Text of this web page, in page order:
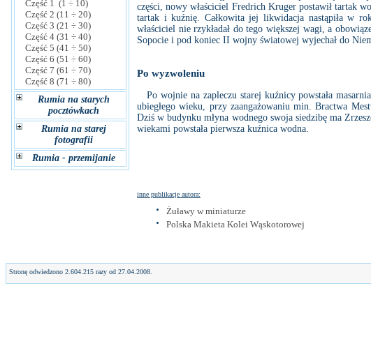
Część 1 (1 ÷ 10)
Część 2 (11 ÷ 20)
Część 3 (21 ÷ 30)
Część 4 (31 ÷ 40)
Część 5 (41 ÷ 50)
Część 6 (51 ÷ 60)
Część 7 (61 ÷ 70)
Część 8 (71 ÷ 80)
Rumia na starych
pocztówkach
Rumia na starej
fotografii
Rumia - przemijanie
części, nowy właściciel Fredrich Kruger postawił tartak
tartak i kuźnię. Całkowita jej likwidacja nastąpiła w
właściciel nie rzykładał do tego większej wagi, a
Sopocie i pod koniec II wojny światowej wyjechał do
Po wyzwoleniu
Po wojnie na zapleczu starej kuźnicy powstała
ubiegłego wieku, przy zaangażowaniu min. Bractwa
Dziś w budynku młyna wodnego swoja siedzibę ma
wiekami powstała pierwsza kuźnica wodna.
inne publikacje autora:
Żuławy w miniaturze
Polska Makieta Kolei Wąskotorowej
Stronę odwiedzono 2.604.215 razy od 27.04.2008.